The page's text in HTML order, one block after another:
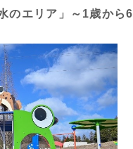
エリア」～1歳から6